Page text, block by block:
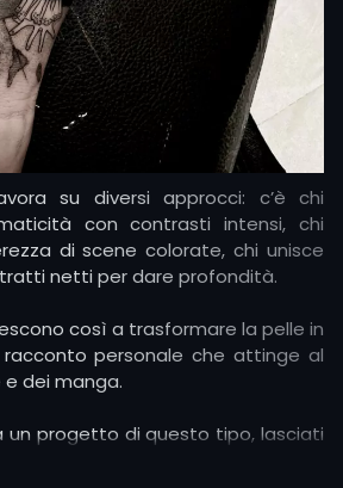
dai fan per rappresentare
la perseveranza, l’amicizia o la
le Sfere del Drago o i simboli
veicoli per raccontare valori
sacrificio.
su diversi approcci: c’è chi
con contrasti intensi, chi
di scene colorate, chi unisce
netti per dare profondità.
così a trasformare la pelle in
racconto personale che attinge al
dei manga.
un progetto di questo tipo, lasciati
idee per tatuaggi sugli anime: dal